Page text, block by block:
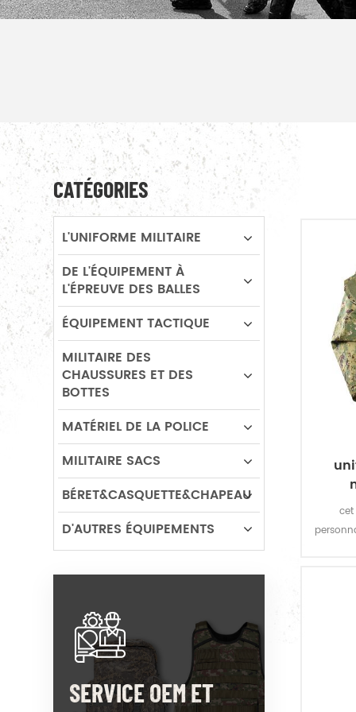
CATÉGORIES
L'UNIFORME MILITAIRE
DE L'ÉQUIPEMENT À
L'ÉPREUVE DES BALLES
ÉQUIPEMENT TACTIQUE
MILITAIRE DES
CHAUSSURES ET DES
BOTTES
MATÉRIEL DE LA POLICE
MILITAIRE SACS
BÉRET&CASQUETTE&CHAPEAU
D'AUTRES ÉQUIPEMENTS
SERVICE OEM ET